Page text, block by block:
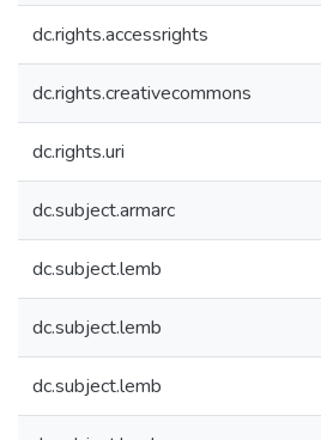
dc.rights.accessrights
dc.rights.creativecommons
dc.rights.uri
dc.subject.armarc
dc.subject.lemb
dc.subject.lemb
dc.subject.lemb